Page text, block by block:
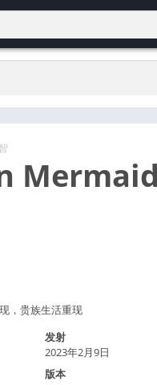
，贵族生活重现
发射
2023年2月9日
版本